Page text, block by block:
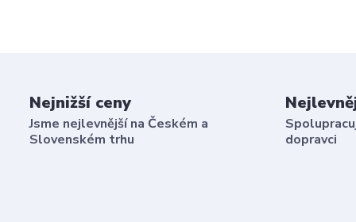
Nejnižší ceny
Jsme nejlevnější na Českém a
Slovenském trhu
dopravci